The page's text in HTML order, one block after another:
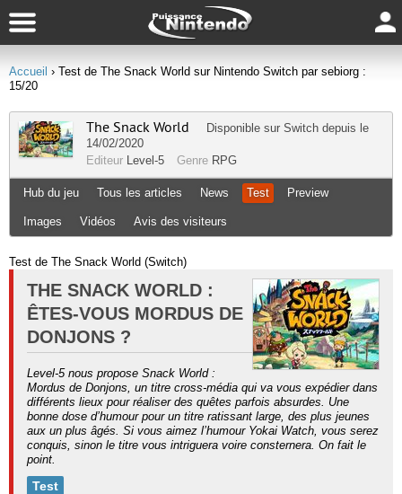
Accueil › Test de The Snack World sur Nintendo Switch par sebiorg :
15/20
The Snack World Disponible sur Switch depuis le
14/02/2020
Editeur Level-5 Genre RPG
Hub du jeu Tous les articles News Test Preview
Images Vidéos Avis des visiteurs
Test de The Snack World (Switch)
THE SNACK WORLD :
ÊTES-VOUS MORDUS DE
DONJONS ?
Level-5 nous propose Snack World :
Mordus de Donjons, un titre cross-média qui va vous expédier dans
différents lieux pour réaliser des quêtes parfois absurdes. Une
bonne dose d’humour pour un titre ratissant large, des plus jeunes
aux un plus âgés. Si vous aimez l’humour Yokai Watch, vous serez
conquis, sinon le titre vous intriguera voire consternera. On fait le
point.
Test